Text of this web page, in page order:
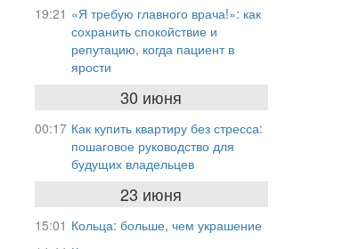
19:21 «Я требую главного врача!»: как
сохранить спокойствие и
репутацию, когда пациент в
ярости
30 июня
00:17 Как купить квартиру без стресса:
пошаговое руководство для
будущих владельцев
23 июня
15:01 Кольца: больше, чем украшение